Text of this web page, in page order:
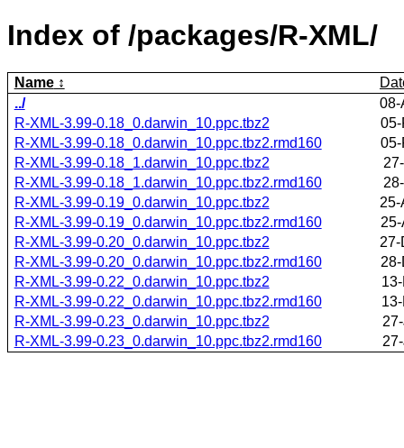
Index of /packages/R-XML/
Name
../
08-
R-XML-3.99-0.18_0.darwin_10.ppc.tbz2
R-XML-3.99-0.18_0.darwin_10.ppc.tbz2.rmd160
R-XML-3.99-0.18_1.darwin_10.ppc.tbz2
R-XML-3.99-0.18_1.darwin_10.ppc.tbz2.rmd160
R-XML-3.99-0.19_0.darwin_10.ppc.tbz2
25-
R-XML-3.99-0.19_0.darwin_10.ppc.tbz2.rmd160
R-XML-3.99-0.20_0.darwin_10.ppc.tbz2
27-
R-XML-3.99-0.20_0.darwin_10.ppc.tbz2.rmd160
R-XML-3.99-0.22_0.darwin_10.ppc.tbz2
R-XML-3.99-0.22_0.darwin_10.ppc.tbz2.rmd160
R-XML-3.99-0.23_0.darwin_10.ppc.tbz2
R-XML-3.99-0.23_0.darwin_10.ppc.tbz2.rmd160